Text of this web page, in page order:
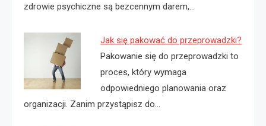
zdrowie psychiczne są bezcennym darem,…
Jak się pakować do przeprowadzki?
Pakowanie się do przeprowadzki to
proces, który wymaga
odpowiedniego planowania oraz
organizacji. Zanim przystąpisz do…